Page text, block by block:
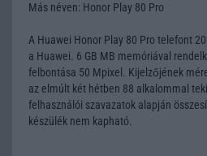
Más néven: Honor Play 80 Pro
A Huawei Honor Play 80 Pro telefont
a Huawei. 6 GB MB memóriával
felbontása 50 Mpixel. Kijelzőjének
az elmúlt két hétben 88 alkalommal
felhasználói szavazatok alapján
készülék nem kapható.